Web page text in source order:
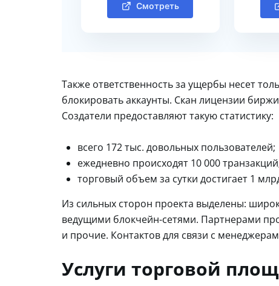
Смотреть
Также ответственность за ущербы несет
блокировать аккаунты. Скан лицензии
Создатели предоставляют такую статистику:
всего 172 тыс. довольных пользователей;
ежедневно происходят 10 000
торговый объем за сутки достигает 1
Из сильных сторон проекта выделены:
ведущими блокчейн-сетями. Партнерами
и прочие. Контактов для связи с
Услуги торговой